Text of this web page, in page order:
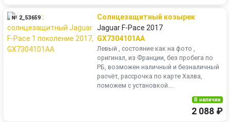
№ 2_53659
Солнцезащитный козырек
Jaguar F-Pace 2017
GX7304101AA
Левый , состояние как на фото ,
оригинал, из Франции, без пробега по
РБ, возможен наличный и безналичный
расчёт, рассрочка по карте Халва,
поможем с установкой....
В наличии
2 088 ₽